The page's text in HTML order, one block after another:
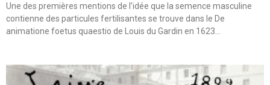
Une des premières mentions de l’idée que la semence masculine
contienne des particules fertilisantes se trouve dans le De
animatione foetus quaestio de Louis du Gardin en 1623…